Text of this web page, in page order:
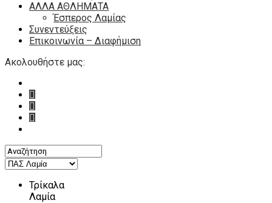
ΑΛΛΑ ΑΘΛΗΜΑΤΑ
Έσπερος Λαμίας
Συνεντεύξεις
Επικοινωνία – Διαφήμιση
Ακολουθήστε μας:
Τρίκαλα
Λαμία